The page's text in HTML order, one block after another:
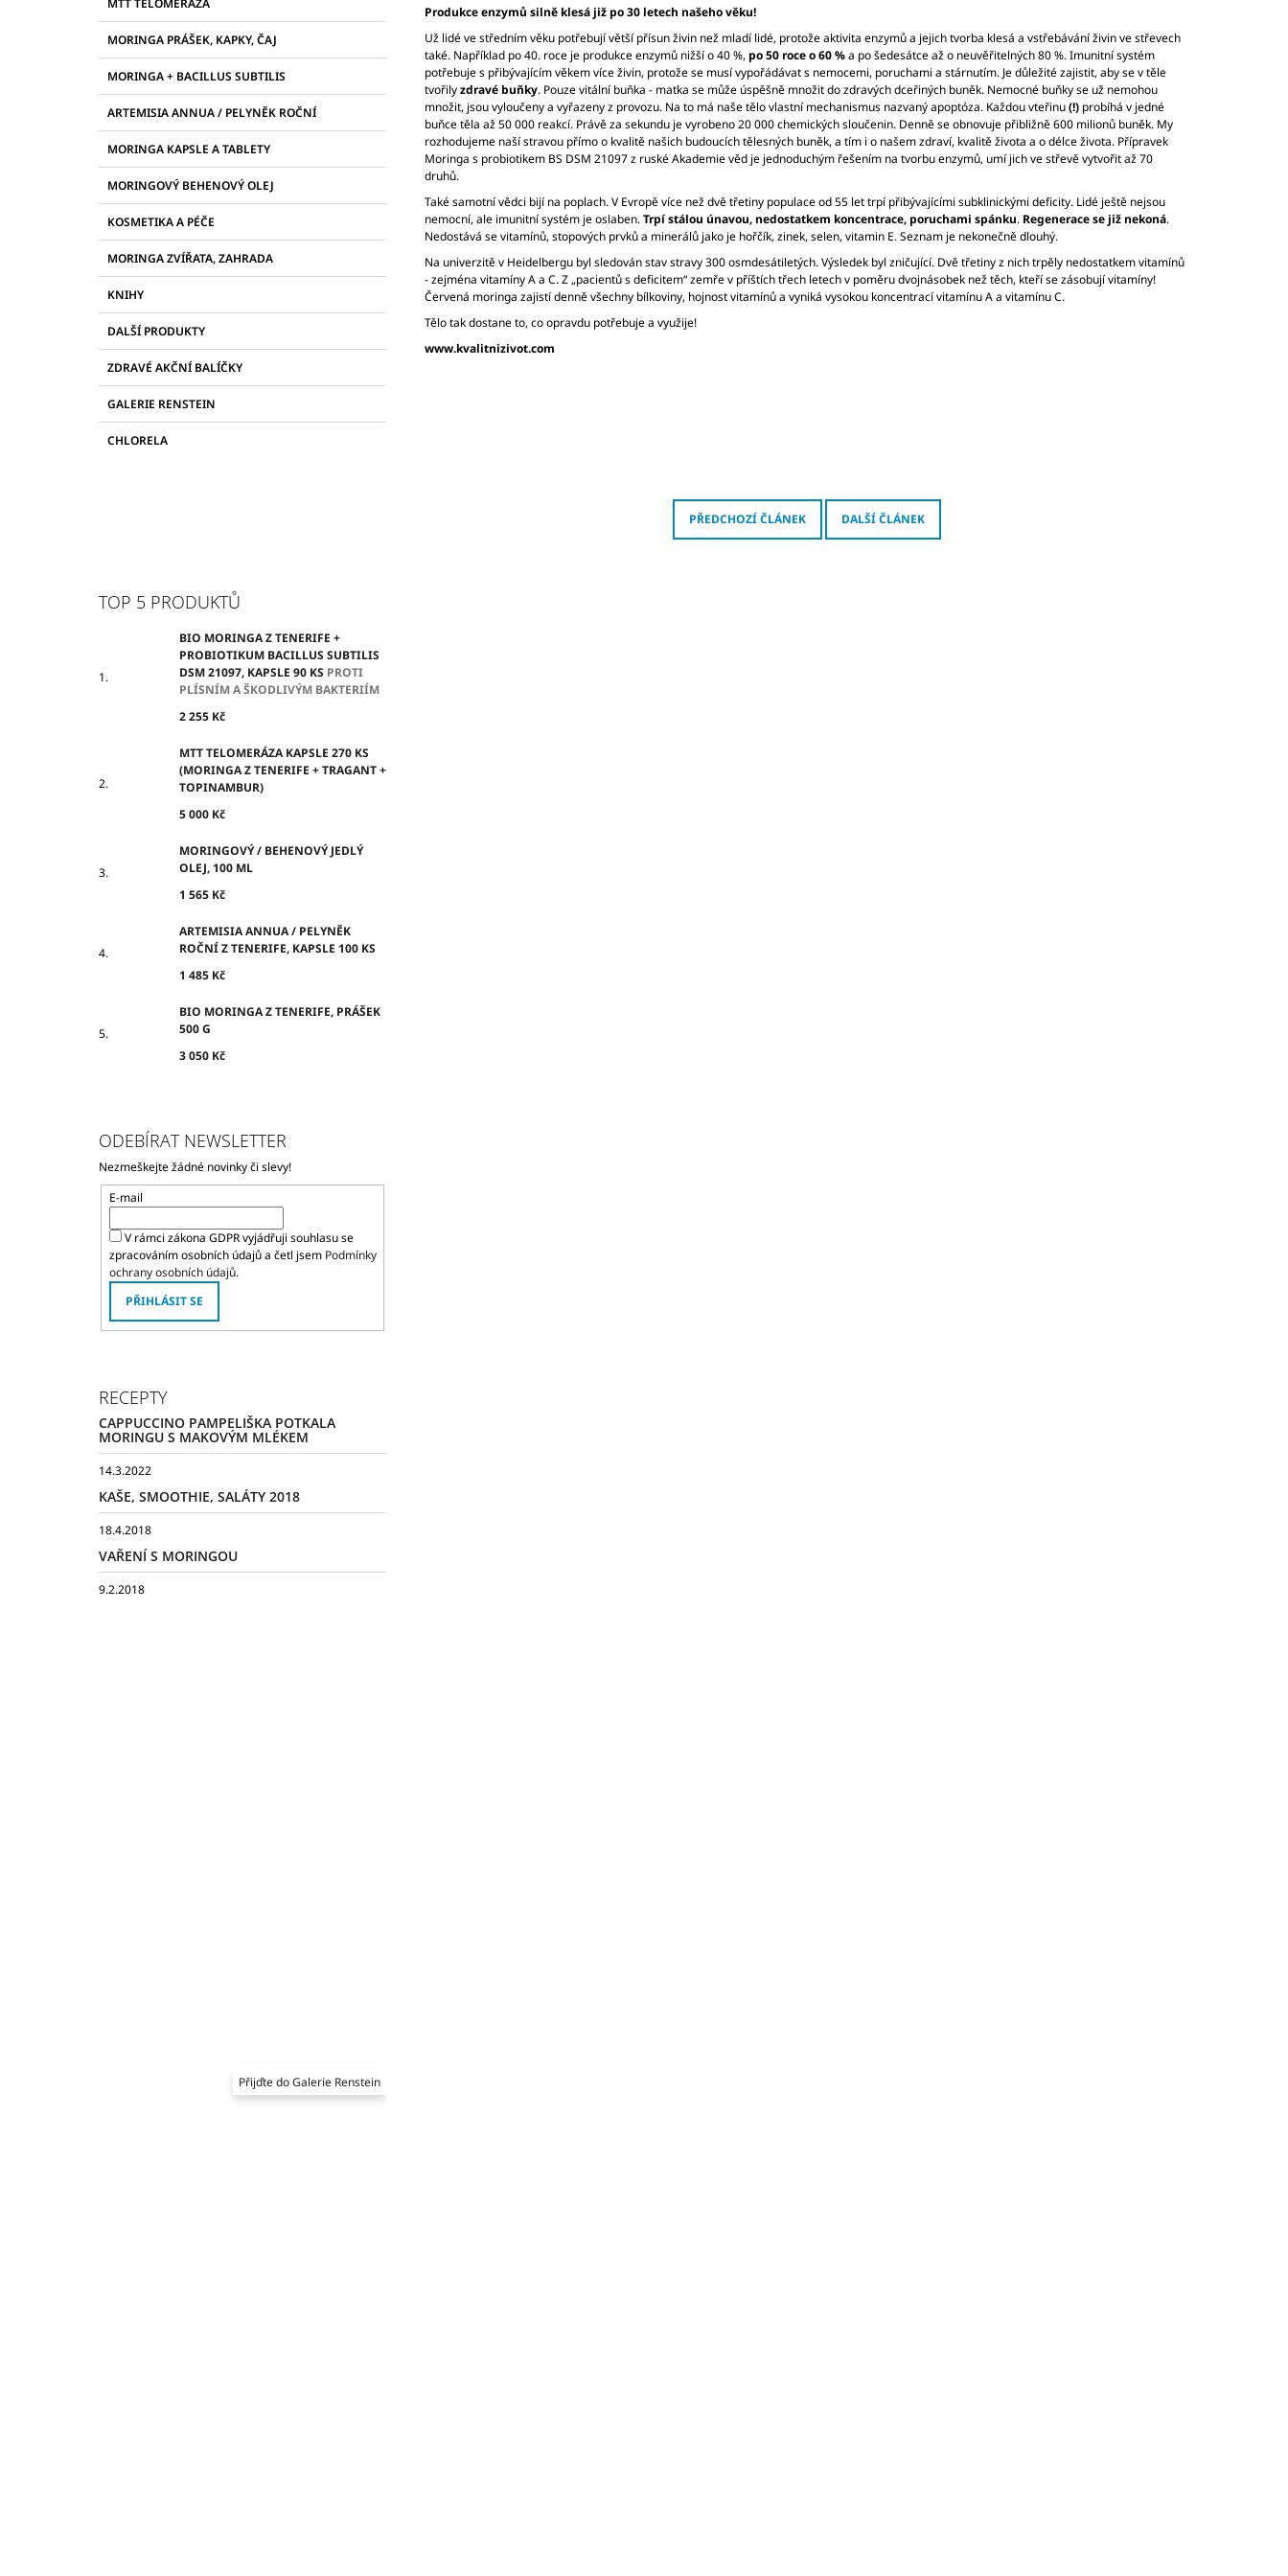
G
O
R
E
MORINGA PRÁŠEK, KAPKY, ČAJ
MORINGA + BACILLUS SUBTILIS
ARTEMISIA ANNUA / PELYNĚK ROČNÍ
MORINGA KAPSLE A TABLETY
MORINGOVÝ BEHENOVÝ OLEJ
KOSMETIKA A PÉČE
MORINGA ZVÍŘATA, ZAHRADA
KNIHY
DALŠÍ PRODUKTY
ZDRAVÉ AKČNÍ BALÍČKY
GALERIE RENSTEIN
CHLORELA
TOP 5 PRODUKTŮ
BIO MORINGA Z TENERIFE +
PROBIOTIKUM BACILLUS SUBTILIS
DSM 21097, KAPSLE 90 KS PROTI
PLÍSNÍM A ŠKODLIVÝM BAKTERIÍM
2 255 Kč
MTT TELOMERÁZA KAPSLE 270 KS
(MORINGA Z TENERIFE + TRAGANT +
TOPINAMBUR)
5 000 Kč
MORINGOVÝ / BEHENOVÝ JEDLÝ
OLEJ, 100 ML
1 565 Kč
ARTEMISIA ANNUA / PELYNĚK
ROČNÍ Z TENERIFE, KAPSLE 100 KS
1 485 Kč
BIO MORINGA Z TENERIFE, PRÁŠEK
500 G
3 050 Kč
ODEBÍRAT NEWSLETTER
Nezmeškejte žádné novinky či slevy!
E-mail
V rámci zákona GDPR vyjádřuji souhlasu se
zpracováním osobních údajů a četl jsem Podmínky
ochrany osobních údajů.
PŘIHLÁSIT SE
RECEPTY
CAPPUCCINO PAMPELIŠKA POTKALA
MORINGU S MAKOVÝM MLÉKEM
14.3.2022
KAŠE, SMOOTHIE, SALÁTY 2018
18.4.2018
VAŘENÍ S MORINGOU
9.2.2018
Přijďte do Galerie Renstein
Produkce enzymů silně klesá již po 30 letech našeho věku!
Už lidé ve středním věku potřebují větší přísun živin než mladí lidé, protože aktivita enzymů a jejich tvorba klesá a vstřebávání živin ve střevech
také. Například po 40. roce je produkce enzymů nižší o 40 %, po 50 roce o 60 %a po šedesátce až o neuvěřitelných 80 %. Imunitní systém
potřebuje s přibývajícím věkem více živin, protože se musí vypořádávat s nemocemi, poruchami a stárnutím. Je důležité zajistit, aby se v těle
tvořilyzdravé buňky. Pouze vitální buňka - matka se může úspěšně množit do zdravých dceřiných buněk. Nemocné buňky se už nemohou
množit, jsou vyloučeny a vyřazeny z provozu. Na to má naše tělo vlastní mechanismus nazvaný apoptóza. Každou vteřinu(!) probíhá v jedné
buňce těla až 50 000 reakcí. Právě za sekundu je vyrobeno 20 000 chemických sloučenin. Denně se obnovuje přibližně 600 milionů buněk. My
rozhodujeme naší stravou přímo o kvalitě našich budoucích tělesných buněk, a tím i o našem zdraví, kvalitě života a o délce života. Přípravek
Moringa s probiotikem BS DSM 21097 z ruské Akademie věd je jednoduchým řešením na tvorbu enzymů, umí jich ve střevě vytvořit až 70
druhů.
Také samotní vědci bijí na poplach. V Evropě více než dvě třetiny populace od 55 let trpí přibývajícími subklinickými deficity. Lidé ještě nejsou
nemocní, ale imunitní systém je oslaben.Trpí stálou únavou, nedostatkem koncentrace, poruchami spánku. Regenerace se již nekoná.
Nedostává se vitamínů, stopových prvků a minerálů jako je hořčík, zinek, selen, vitamin E. Seznam je nekonečně dlouhý.
Na univerzitě v Heidelbergu byl sledován stav stravy 300 osmdesátiletých. Výsledek byl zničující. Dvě třetiny z nich trpěly nedostatkem vitamínů
- zejména vitamíny A a C. Z „pacientů s deficitem“ zemře v příštích třech letech v poměru dvojnásobek než těch, kteří se zásobují vitamíny!
Červená moringa zajistí denně všechny bílkoviny, hojnost vitamínů a vyniká vysokou koncentrací vitamínu A a vitamínu C.
Tělo tak dostane to, co opravdu potřebuje a využije!
www.kvalitnizivot.com
PŘEDCHOZÍ ČLÁNEK DALŠÍ ČLÁNEK
ŠKODLIVÝM BAKTERIÍM
2 255 Kč
1 565 Kč